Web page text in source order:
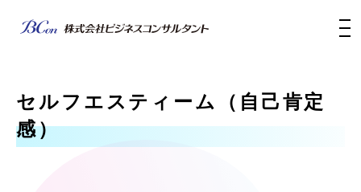
セルフエスティーム（自己肯定
感）